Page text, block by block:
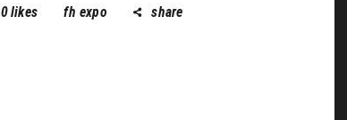
0likes fh expo share